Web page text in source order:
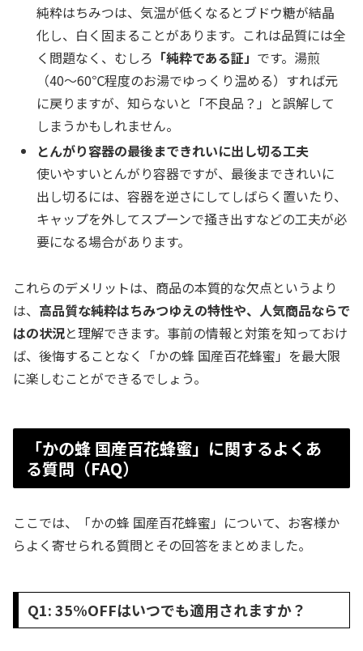
純粋はちみつは、気温が低くなるとブドウ糖が結晶
化し、白く固まることがあります。これは品質には全
く問題なく、むしろ 「純粋である証」 です。湯煎
（40～60℃程度のお湯でゆっくり温める）すれば元
に戻りますが、知らないと「不良品？」と誤解して
しまうかもしれません。
とんがり容器の最後まできれいに出し切る工夫
使いやすいとんがり容器ですが、最後まできれいに
出し切るには、容器を逆さにしてしばらく置いたり、
キャップを外してスプーンで掻き出すなどの工夫が必
要になる場合があります。
これらのデメリットは、商品の本質的な欠点というより
は、 高品質な純粋はちみつゆえの特性や、人気商品ならで
はの状況と理解できます。事前の情報と対策を知っておけ
ば、後悔することなく「かの蜂 国産百花蜂蜜」を最大限
に楽しむことができるでしょう。
「かの蜂 国産百花蜂蜜」に関するよくあ
る質問（FAQ）
ここでは、「かの蜂 国産百花蜂蜜」について、お客様か
らよく寄せられる質問とその回答をまとめました。
Q1: 35%OFFはいつでも適用されますか？